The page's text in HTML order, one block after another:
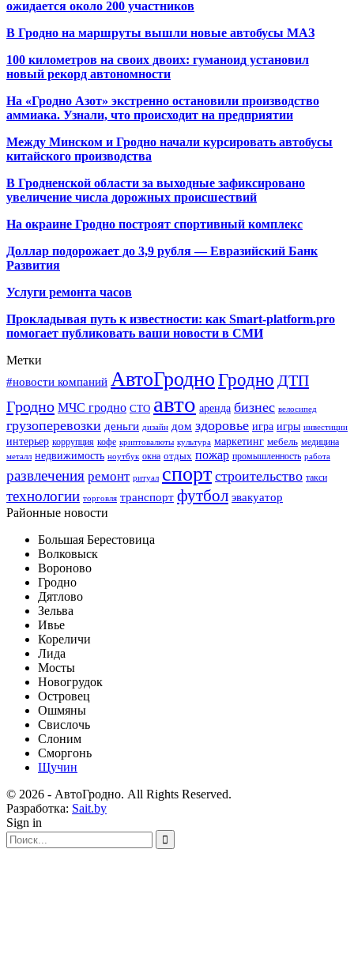
ожидается около 200 участников
В Гродно на маршруты вышли новые автобусы МАЗ
100 километров на своих двоих: гуманоид установил
новый рекорд автономности
На «Гродно Азот» экстренно остановили производство
аммиака. Узнали, что происходит на предприятии
Между Минском и Гродно начали курсировать автобусы
китайского производства
В Гродненской области за выходные зафиксировано
увеличение числа дорожных происшествий
На окраине Гродно построят спортивный комплекс
Доллар подорожает до 3,9 рубля — Евразийский Банк
Развития
Услуги ремонта часов
Прокладывая путь к известности: как Smart-platform.pro
помогает публиковать ваши новости в СМИ
Метки
#новости компаний АвтоГродноГродно ДТП
Гродно МЧС гродно СТО авто аренда бизнес велосипед
грузоперевозки деньги дизайн дом здоровье игра игры инвестиции
интерьер коррупция кофе криптовалюты культура маркетинг мебель медицина
металл недвижимость ноутбук окна отдых пожар промышленность работа
развлечения ремонт ритуал спорт строительство такси
технологии торговля транспорт футбол эвакуатор
Районные новости
Большая Берестовица
Волковыск
Вороново
Гродно
Дятлово
Зельва
Ивье
Кореличи
Лида
Мосты
Новогрудок
Островец
Ошмяны
Свислочь
Слоним
Сморгонь
Щучин
© 2026 - АвтоГродно. All Rights Reserved.
Разработка: Sait.by
Sign in